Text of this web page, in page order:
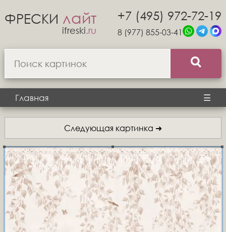
ФРЕСКИ лайт
ifreski.ru
+7 (495) 972-72-19
8 (977) 855-03-41
Главная ☰
Следующая картинка ➜